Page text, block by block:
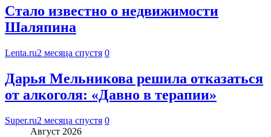
Стало известно о недвижимости
Шаляпина
Lenta.ru2 месяца спустя 0
Дарья Мельникова решила отказаться
от алкоголя: «Давно в терапии»
Super.ru2 месяца спустя 0
Август 2026